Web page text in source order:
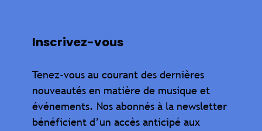
Inscrivez-vous
Tenez-vous au courant des dernières
nouveautés en matière de musique et
événements. Nos abonnés à la newsletter
bénéficient d’un accès anticipé aux